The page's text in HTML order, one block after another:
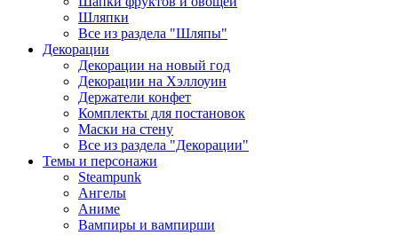
Шляпки
Все из раздела "Шляпы"
Декорации
Декорации на новый год
Декорации на Хэллоуин
Держатели конфет
Комплекты для постановок
Маски на стену
Все из раздела "Декорации"
Темы и персонажи
Steampunk
Ангелы
Аниме
Вампиры и вампирши